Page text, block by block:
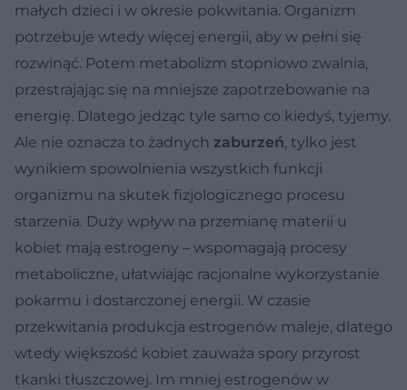
małych dzieci i w okresie pokwitania. Organizm
potrzebuje wtedy więcej energii, aby w pełni się
rozwinąć. Potem metabolizm stopniowo zwalnia,
przestrajając się na mniejsze zapotrzebowanie na
energię. Dlatego jedząc tyle samo co kiedyś, tyjemy.
Ale nie oznacza to żadnych zaburzeń, tylko jest
wynikiem spowolnienia wszystkich funkcji
organizmu na skutek fizjologicznego procesu
starzenia. Duży wpływ na przemianę materii u
kobiet mają estrogeny – wspomagają procesy
metaboliczne, ułatwiając racjonalne wykorzystanie
pokarmu i dostarczonej energii. W czasie
przekwitania produkcja estrogenów maleje, dlatego
wtedy większość kobiet zauważa spory przyrost
tkanki tłuszczowej. Im mniej estrogenów w